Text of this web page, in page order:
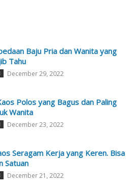
Baju Pria dan Wanita yang
Tahu
December 29, 2022
Polos yang Bagus dan Paling
Wanita
December 23, 2022
Seragam Kerja yang Keren. Bisa
Satuan
December 21, 2022